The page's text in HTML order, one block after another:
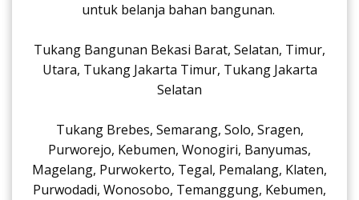
untuk belanja bahan bangunan.
Tukang Bangunan Bekasi Barat, Selatan, Timur,
Utara, Tukang Jakarta Timur, Tukang Jakarta
Selatan
Tukang Brebes, Semarang, Solo, Sragen,
Purworejo, Kebumen, Wonogiri, Banyumas,
Magelang, Purwokerto, Tegal, Pemalang, Klaten,
Purwodadi, Wonosobo, Temanggung, Kebumen,